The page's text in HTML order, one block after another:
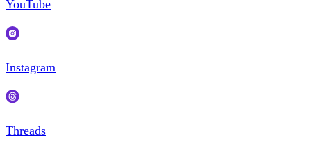
YouTube
Instagram
Threads